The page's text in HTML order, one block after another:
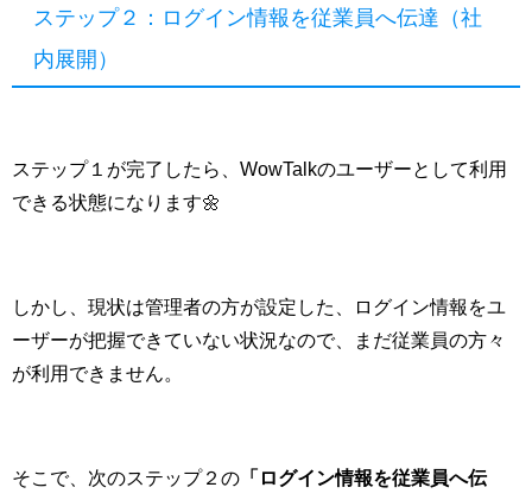
ステップ２：ログイン情報を従業員へ伝達（社
内展開）
ステップ１が完了したら、WowTalkのユーザーとして利用
できる状態になります🌼
しかし、現状は管理者の方が設定した、ログイン情報をユ
ーザーが把握できていない状況なので、まだ従業員の方々
が利用できません。
そこで、次のステップ２の 「ログイン情報を従業員へ伝